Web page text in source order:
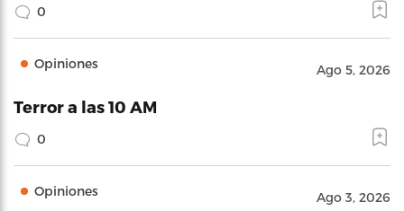
0
Opiniones Ago 5, 2026
Terror a las 10 AM
0
Opiniones Ago 3, 2026